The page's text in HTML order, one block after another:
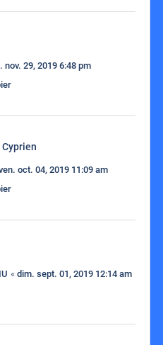
nov. 29, 2019 6:48 pm
oct. 04, 2019 11:09 am
« dim. sept. 01, 2019 12:14 am